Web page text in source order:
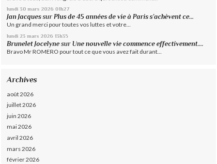
lundi 30 mars 2026 01h27
Jan Jacques surPlus de 45 années de vie à Paris s’achèvent ce...
Un grand merci pour toutes vos luttes et votre...
lundi 23 mars 2026 13h35
Brunelet Jocelyne sur Une nouvelle vie commence effectivement....
Bravo Mr ROMERO pour tout ce que vous avez fait durant...
Archives
août 2026
juillet 2026
juin 2026
mai 2026
avril 2026
mars 2026
février 2026